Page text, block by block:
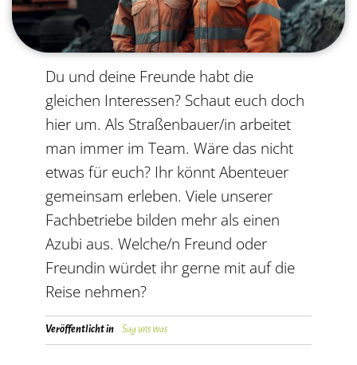
Du und deine Freunde habt die
gleichen Interessen? Schaut euch doch
hier um. Als Straßenbauer/in arbeitet
man immer im Team. Wäre das nicht
etwas für euch? Ihr könnt Abenteuer
gemeinsam erleben. Viele unserer
Fachbetriebe bilden mehr als einen
Azubi aus. Welche/n Freund oder
Freundin würdet ihr gerne mit auf die
Reise nehmen?
Veröffentlicht in Sag uns was